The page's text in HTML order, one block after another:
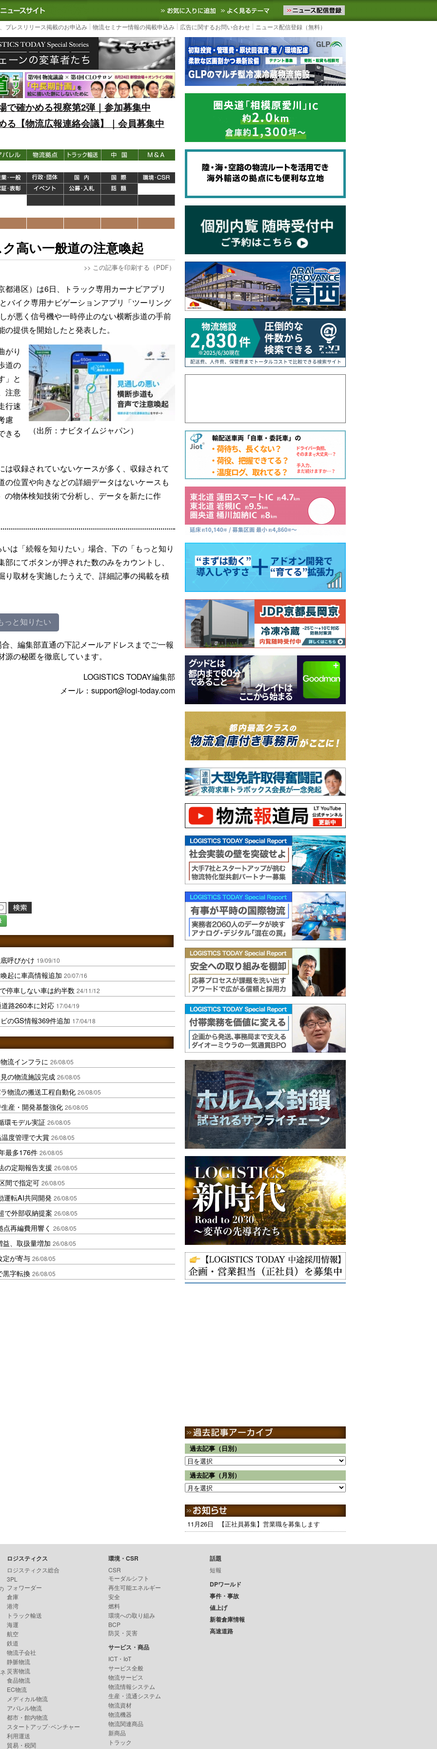
｜国内最大の物流ニュースサイト3PL, SCMなど国内外の最新の物流ニュースをお届けします。物流ニュースメール配信を登録す
お気に入りに追加 よく見るテーマ
プレスリリース掲載のお申込み 物流セミナー情報の掲載申込み 広告に関するお問い合わせ ニュース配信登録（無料）
で確かめる視察第2弾｜参加募集中
る【物流広報連絡会議】｜会員募集中
高い一般道の注意喚起
>> この記事を印刷する（PDF）
都港区）は6日、トラック専用カーナビアプリ
バイク専用ナビゲーションアプリ「ツーリング
が悪く信号機や一時停止のない横断歩道の手前
提供を開始したと発表した。
（出所：ナビタイムジャパン）
がり
道の
」と
注意
行速
慮
きる
収録されていないケースが多く、収録されて
の位置や向きなどの詳細データはないケースも
の物体検知技術で分析し、データを新たに作
は「続報を知りたい」場合、下の「もっと知り
にてボタンが押された数のみをカウントし、
り取材を実施したうえで、詳細記事の掲載を積
っと知りたい
、編集部直通の下記メールアドレスまでご一報
の秘匿を徹底しています。
LOGISTICS TODAY編集部
メール：support@logi-today.com
呼びかけ 19/09/10
起に車高情報追加 20/07/16
停車しない車は約半数 24/11/12
路260本に対応 17/04/19
のGS情報369件追加 17/04/18
流インフラに 26/08/05
の物流施設完成 26/08/05
物流の搬送工程自動化 26/08/05
産・開発基盤強化 26/08/05
環モデル実証 26/08/05
度管理で大賞 26/08/05
最多176件 26/08/05
の定期報告支援 26/08/05
間で指定可 26/08/05
運転AI共同開発 26/08/05
で外部収納提案 26/08/05
再編費用響く 26/08/05
益、取扱量増加 26/08/05
定が寄与 26/08/05
黒字転換 26/08/05
過去記事（日別）
過去記事（月別）
11月26日 【正社員募集】営業職を募集します
ロジスティクス
ロジスティクス総合
3PL
フォワーダー
倉庫
港湾
トラック輸送
海運
航空
鉄道
物流子会社
静脈物流
災害物流
食品物流
EC物流
メディカル物流
アパレル物流
都市・館内物流
スタートアップ･ベンチャー
利用運送
貿易・税関
環境・CSR
CSR
モーダルシフト
再生可能エネルギー
安全
燃料
環境への取り組み
BCP
防災・災害
サービス・商品
ICT・IoT
サービス全般
物流サービス
物流情報システム
生産・流通システム
物流資材
物流機器
物流関連商品
新商品
トラック
話題
短報
DPワールド
事件・事故
値上げ
新着倉庫情報
高速道路